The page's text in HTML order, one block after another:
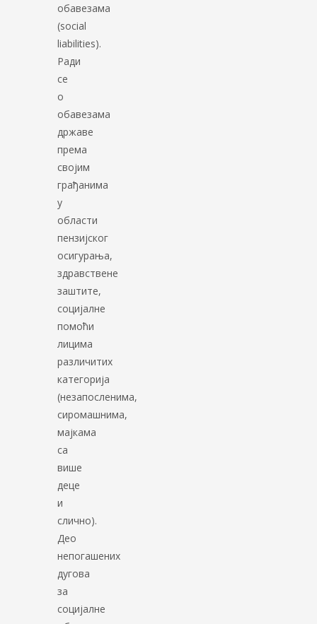
обавезама
(social
liabilities).
Ради
се
о
обавезама
државе
према
својим
грађанима
у
области
пензијског
осигурања,
здравствене
заштите,
социјалне
помоћи
лицима
различитих
категорија
(незапосленима,
сиромашнима,
мајкама
са
више
деце
и
слично).
Део
непогашених
дугова
за
социјалне